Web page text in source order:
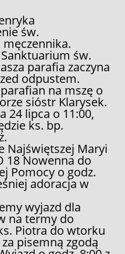
św.
św.
parafia zaczyna
odpustem.
na mszę o
sióstr Klarysek.
24 lipca o 11:00,
ks. bp.
Najświętszej Maryi
18 Nowenna do
Pomocy o godz.
adoracja w
wyjazd dla
na termy do
Piotra do wtorku
pisemną zgodą